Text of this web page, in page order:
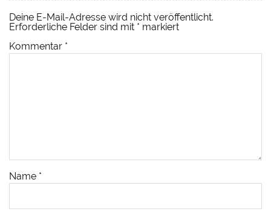
Deine E-Mail-Adresse wird nicht veröffentlicht.
Erforderliche Felder sind mit * markiert
Kommentar *
Name *